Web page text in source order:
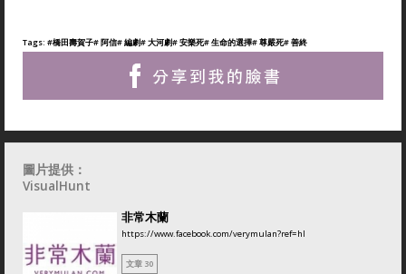
Tags: #橋田壽賀子# 阿信# 編劇# 大河劇# 安樂死# 生命的選擇# 尊嚴死# 善終
圖片提供：
VisualHunt
非常木蘭
https://www.facebook.com/verymulan?ref=hl
文章 30